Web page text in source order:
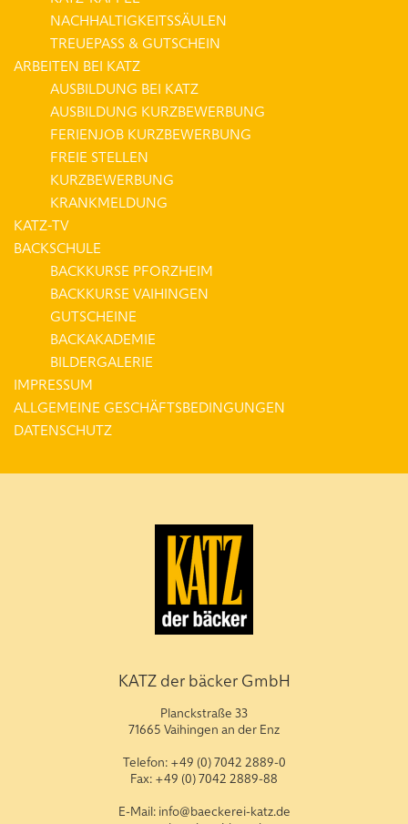
NACHHALTIGKEITSSÄULEN
TREUEPASS & GUTSCHEIN
ARBEITEN BEI KATZ
AUSBILDUNG BEI KATZ
AUSBILDUNG KURZBEWERBUNG
FERIENJOB KURZBEWERBUNG
FREIE STELLEN
KURZBEWERBUNG
KRANKMELDUNG
KATZ-TV
BACKSCHULE
BACKKURSE PFORZHEIM
BACKKURSE VAIHINGEN
GUTSCHEINE
BACKAKADEMIE
BILDERGALERIE
IMPRESSUM
ALLGEMEINE GESCHÄFTSBEDINGUNGEN
DATENSCHUTZ
KATZ der bäcker GmbH
Planckstraße 33
71665 Vaihingen an der Enz
Telefon: +49 (0) 7042 2889-0
Fax: +49 (0) 7042 2889-88
E-Mail: info@baeckerei-katz.de